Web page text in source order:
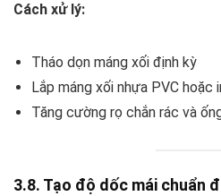
Cách xử lý:
Tháo dọn máng xối định kỳ
Lắp máng xối nhựa PVC hoặc
Tăng cường rọ chắn rác và
3.8. Tạo độ dốc mái chuẩn